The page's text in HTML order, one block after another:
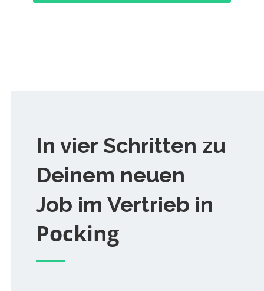
In vier Schritten zu
Deinem neuen
Job im Vertrieb in
Pocking